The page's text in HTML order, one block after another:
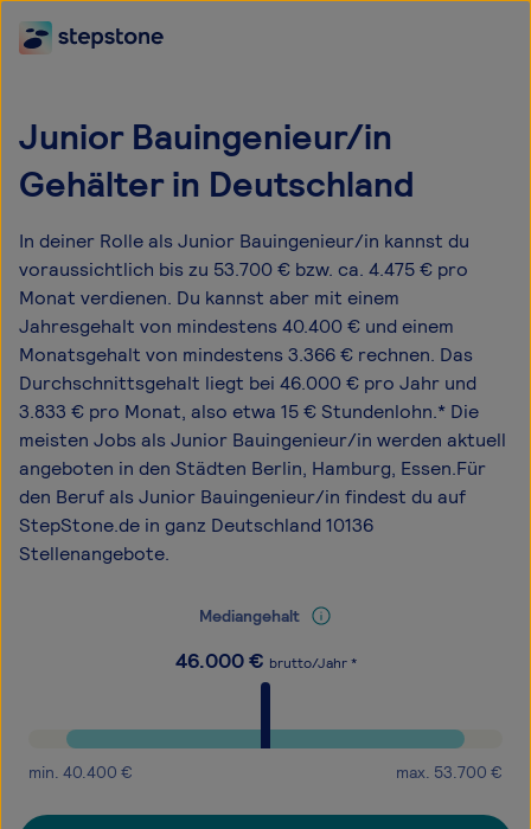
Junior Bauingenieur/in
Gehälter in Deutschland
In deiner Rolle als Junior Bauingenieur/in kannst du
voraussichtlich bis zu 53.700 € bzw. ca. 4.475 € pro
Monat verdienen. Du kannst aber mit einem
Jahresgehalt von mindestens 40.400 € und einem
Monatsgehalt von mindestens 3.366 € rechnen. Das
Durchschnittsgehalt liegt bei 46.000 € pro Jahr und
3.833 € pro Monat, also etwa 15 € Stundenlohn.* Die
meisten Jobs als Junior Bauingenieur/in werden aktuell
angeboten in den Städten Berlin, Hamburg, Essen.Für
den Beruf als Junior Bauingenieur/in findest du auf
StepStone.de in ganz Deutschland 10136
Stellenangebote.
Mediangehalt
46.000€ brutto/Jahr *
min. 40.400 € max. 53.700 €